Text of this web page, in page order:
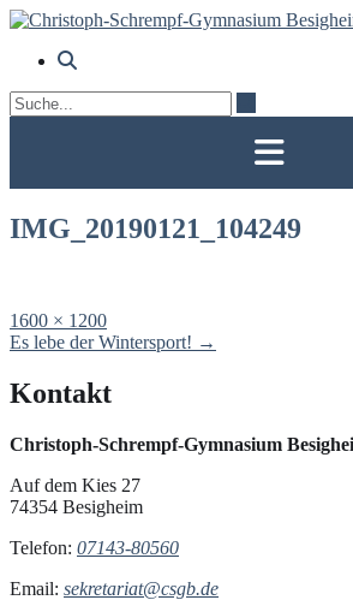
Skip
content
IMG_20190121_104249
Full
size
1600 × 1200
Post
Es lebe der Wintersport! →
Kontakt
Christoph-Schrempf-Gymnasium
Auf dem Kies 27
74354 Besigheim
Telefon: 07143-80560
Email: sekretariat@csgb.de